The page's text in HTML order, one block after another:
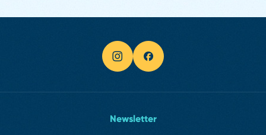
Newsletter